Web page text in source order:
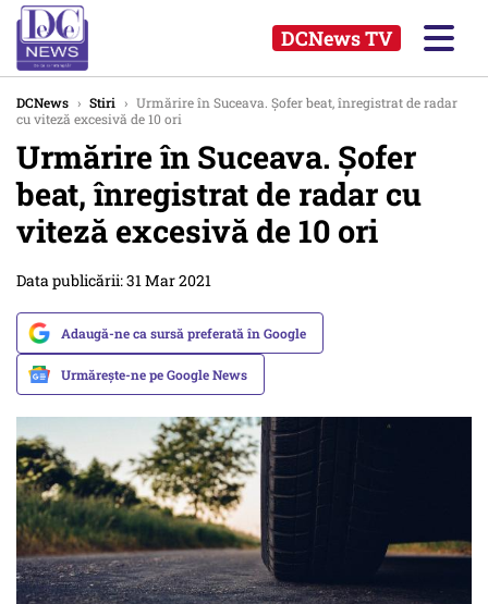
DCNews TV
DCNews › Stiri › Urmărire în Suceava. Șofer beat, înregistrat de radar
cu viteză excesivă de 10 ori
Urmărire în Suceava. Șofer
beat, înregistrat de radar cu
viteză excesivă de 10 ori
Data publicării: 31 Mar 2021
Adaugă-ne ca sursă preferată în Google
Urmărește-ne pe Google News